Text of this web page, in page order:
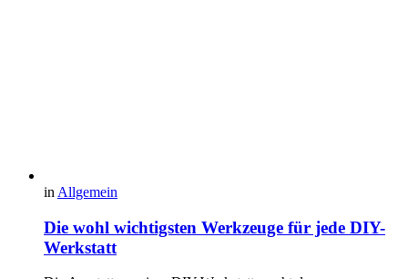
in Allgemein
Die wohl wichtigsten Werkzeuge für jede DIY-
Werkstatt